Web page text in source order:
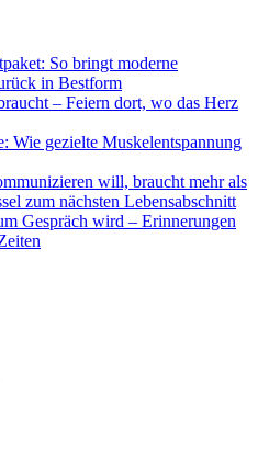
So bringt moderne
in Bestform
– Feiern dort, wo das Herz
Wie gezielte Muskelentspannung
will, braucht mehr als
zum nächsten Lebensabschnitt
Gespräch wird – Erinnerungen